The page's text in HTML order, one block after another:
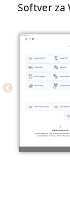
Softver za